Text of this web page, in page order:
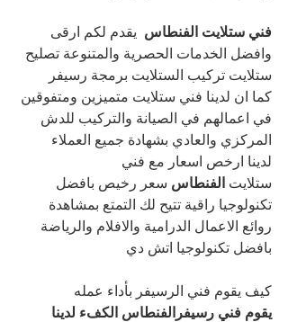
فني ستلايت الفنطاس يقدم لكم ارقى
وافضل الخدمات الحصرية والمتنوعة تصليح
ستلايت تركيب الستلايت برمجة رسيفر
كما ان لدينا فني ستلايت متميزين ومتفوقين
في اعمالهم في الصيانة والتركيب للدش
المركزي والعادي بشهادة جميع العملاء
لدينا ارخص اسعار مع فني
ستلايت الفنطاس سعر رخيص بافضل
تكنولوجيا راقية تتيح لك التمتع بمشاهدة
روائع الاعمال الدرامية والافلام والرياضة
بافضل تكنولوجيا اتش دي
كيف يقوم فني الرسيفر بأداء عمله
يقوم فني رسيفرالفنطاس الكفء لدينا